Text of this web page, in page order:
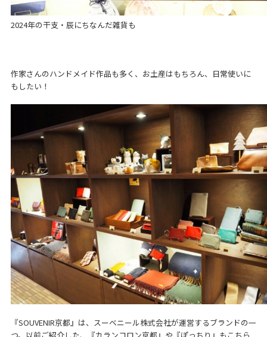
2024年の干支・辰にちなんだ雑貨も
作家さんのハンドメイド作品も多く、お土産はもちろん、日常使いに
もしたい！
『SOUVENIR京都』は、スーベニール株式会社が運営するブランドの一